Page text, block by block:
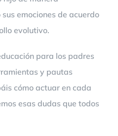
emociones de acuerdo
evolutivo.
para los padres
y pautas
cómo actuar en cada
esas dudas que todos